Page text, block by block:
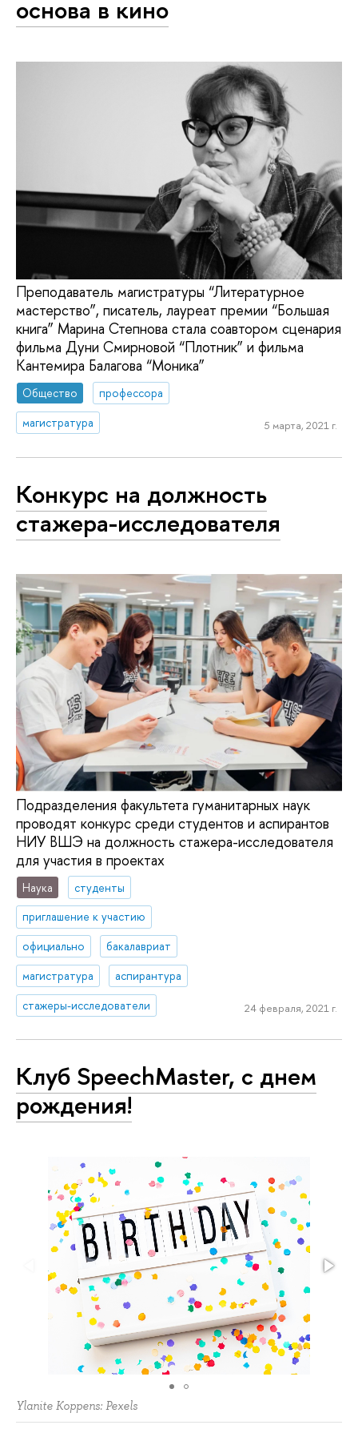
основа в кино
Преподаватель магистратуры “Литературное
мастерство”, писатель, лауреат премии “Большая
книга” Марина Степнова стала соавтором сценария
фильма Дуни Смирновой “Плотник” и фильма
Кантемира Балагова “Моника”
Общество
профессора
магистратура
5 марта, 2021 г.
Конкурс на должность
стажера-исследователя
Подразделения факультета гуманитарных наук
проводят конкурс среди студентов и аспирантов
НИУ ВШЭ на должность стажера-исследователя
для участия в проектах
Наука
студенты
приглашение к участию
официально
бакалавриат
магистратура
аспирантура
стажеры-исследователи
24 февраля, 2021 г.
Клуб SpeechMaster, с днем
рождения!
Ylanite Koppens: Pexels